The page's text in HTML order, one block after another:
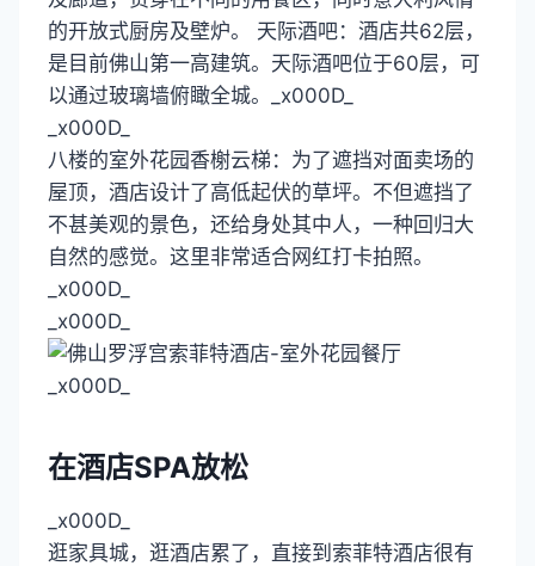
的开放式厨房及壁炉。 天际酒吧：酒店共62层，
是目前佛山第一高建筑。天际酒吧位于60层，可
以通过玻璃墙俯瞰全城。_x000D_
_x000D_
八楼的室外花园香榭云梯：为了遮挡对面卖场的
屋顶，酒店设计了高低起伏的草坪。不但遮挡了
不甚美观的景色，还给身处其中人，一种回归大
自然的感觉。这里非常适合网红打卡拍照。
_x000D_
_x000D_
_x000D_
在酒店SPA放松
_x000D_
逛家具城，逛酒店累了，直接到索菲特酒店很有